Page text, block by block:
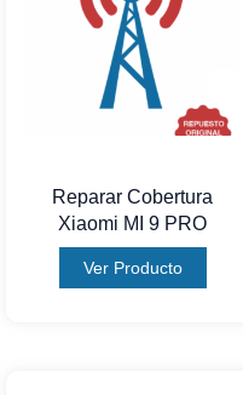
Reparar Cobertura
Xiaomi MI 9 PRO
Ver Producto